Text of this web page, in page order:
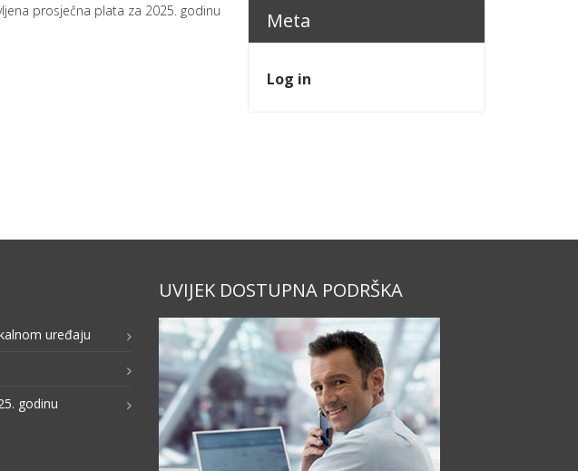
Meta
Log in
prosječna plata za 2025. godinu
uređaju
godinu
UVIJEK DOSTUPNA PODRŠKA